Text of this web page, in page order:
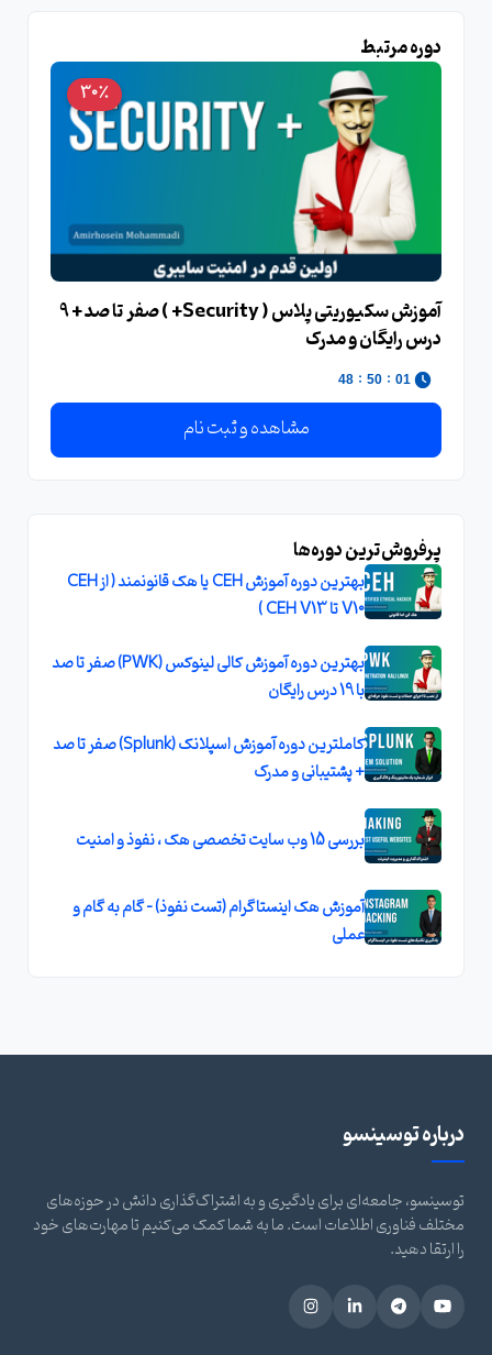
دوره مرتبط
30٪
آموزش سکیوریتی پلاس ( Security+ ) صفر تا صد + 9
درس رایگان و مدرک
01
:
50
:
48
مشاهده و ثبت نام
پرفروش‌ترین دوره‌ها
بهترین دوره آموزش CEH یا هک قانونمند ( از CEH
V10 تا CEH V13 )
بهترین دوره آموزش کالی لینوکس (PWK) صفر تا صد
با 19 درس رایگان
کاملترین دوره آموزش اسپلانک (Splunk) صفر تا صد
+ پشتیبانی و مدرک
بررسی 15 وب سایت تخصصی هک ، نفوذ و امنیت
آموزش هک اینستاگرام (تست نفوذ) - گام به گام و
عملی
درباره توسینسو
توسینسو، جامعه‌ای برای یادگیری و به اشتراک‌گذاری دانش در حوزه‌های
مختلف فناوری اطلاعات است. ما به شما کمک می‌کنیم تا مهارت‌های خود
را ارتقا دهید.